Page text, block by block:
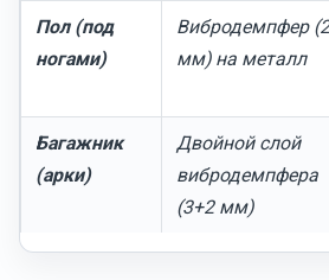
Пол (под
ногами)
Вибродемпфер
мм) на металл
Багажник
(арки)
Двойной слой
вибродемпфера
(3+2 мм)